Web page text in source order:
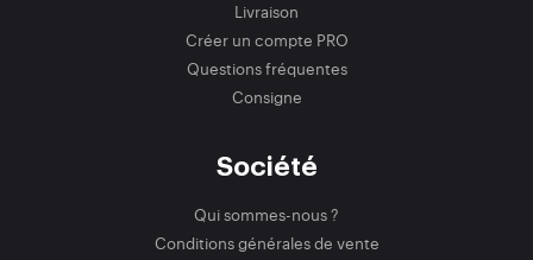
Livraison
Créer un compte PRO
Questions fréquentes
Consigne
Société
Qui sommes-nous ?
Conditions générales de vente